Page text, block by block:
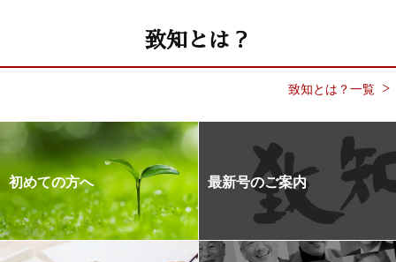
致知とは？
致知とは？一覧
初めての方へ 最新号のご案内